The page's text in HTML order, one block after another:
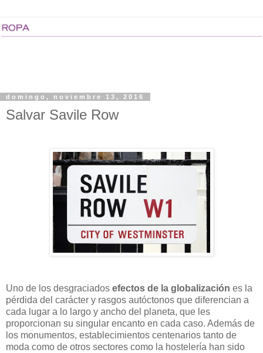
domingo, noviembre 13, 2016
Salvar Savile Row
Uno de los desgraciados efectos de la globalización es la
pérdida del carácter y rasgos autóctonos que diferencian a
cada lugar a lo largo y ancho del planeta, que les
proporcionan su singular encanto en cada caso. Además de
los monumentos, establecimientos centenarios tanto de
moda como de otros sectores como la hostelería han sido